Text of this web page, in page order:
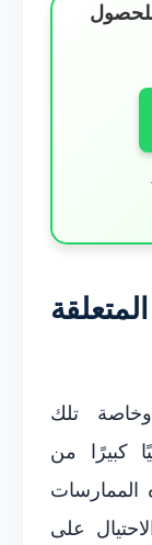
تلك
كبيرًا من
الممارسات
على